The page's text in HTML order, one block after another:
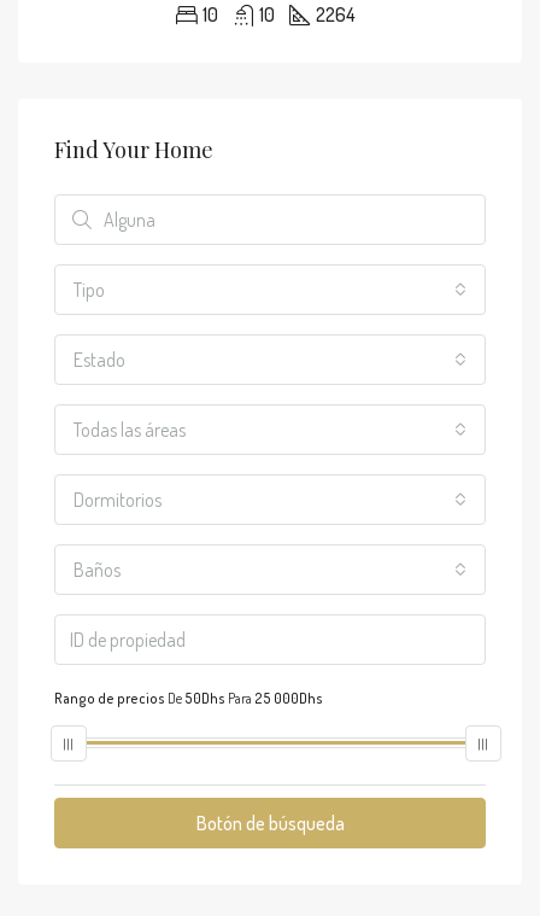
10 10 2264
Find Your Home
Tipo
Estado
Todas las áreas
Dormitorios
Baños
Rango de precios De 50Dhs Para 25 000Dhs
Botón de búsqueda